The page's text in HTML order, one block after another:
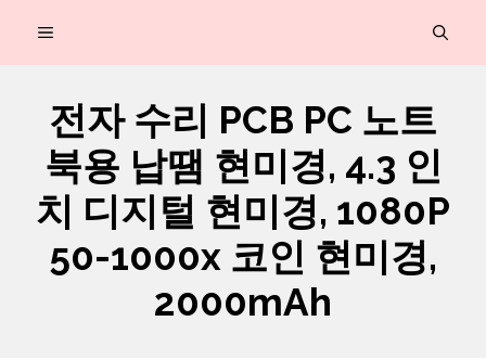
MENU
전자 수리 PCB PC 노트
북용 납땜 현미경, 4.3 인
치 디지털 현미경, 1080P
50-1000x 코인 현미경,
2000mAh